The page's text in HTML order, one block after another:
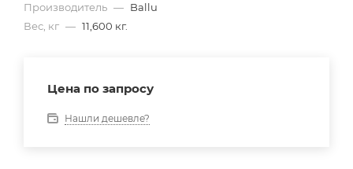
Производитель — Ballu
Вес, кг — 11,600 кг.
Цена по запросу
Нашли дешевле?